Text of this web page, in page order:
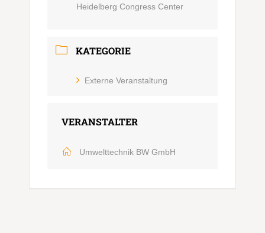
Heidelberg Congress Center
KATEGORIE
Externe Veranstaltung
VERANSTALTER
Umwelttechnik BW GmbH